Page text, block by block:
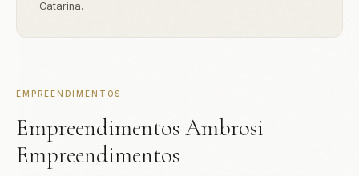
Catarina.
EMPREENDIMENTOS
Empreendimentos Ambrosi
Empreendimentos